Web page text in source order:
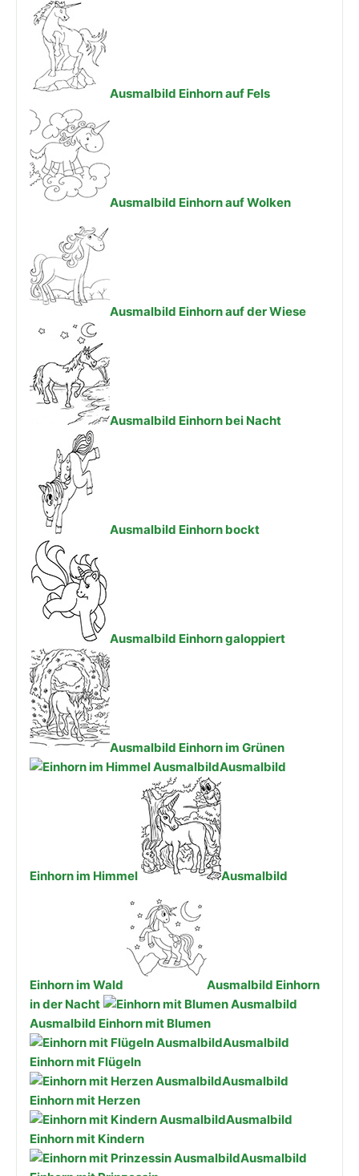
Ausmalbild Einhorn auf Fels
Ausmalbild Einhorn auf Wolken
Ausmalbild Einhorn auf der Wiese
Ausmalbild Einhorn bei Nacht
Ausmalbild Einhorn bockt
Ausmalbild Einhorn galoppiert
Ausmalbild Einhorn im Grünen
Ausmalbild
Einhorn im Himmel Ausmalbild
Einhorn im Wald
Ausmalbild Einhorn
in der Nacht
Ausmalbild Einhorn mit Blumen
Ausmalbild
Einhorn mit Flügeln
Ausmalbild
Einhorn mit Herzen
Ausmalbild
Einhorn mit Kindern
Ausmalbild